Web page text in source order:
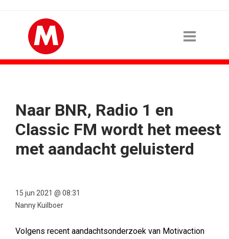
Naar BNR, Radio 1 en
Classic FM wordt het meest
met aandacht geluisterd
15 jun 2021 @ 08:31
Nanny Kuilboer
Volgens recent aandachtsonderzoek van Motivaction